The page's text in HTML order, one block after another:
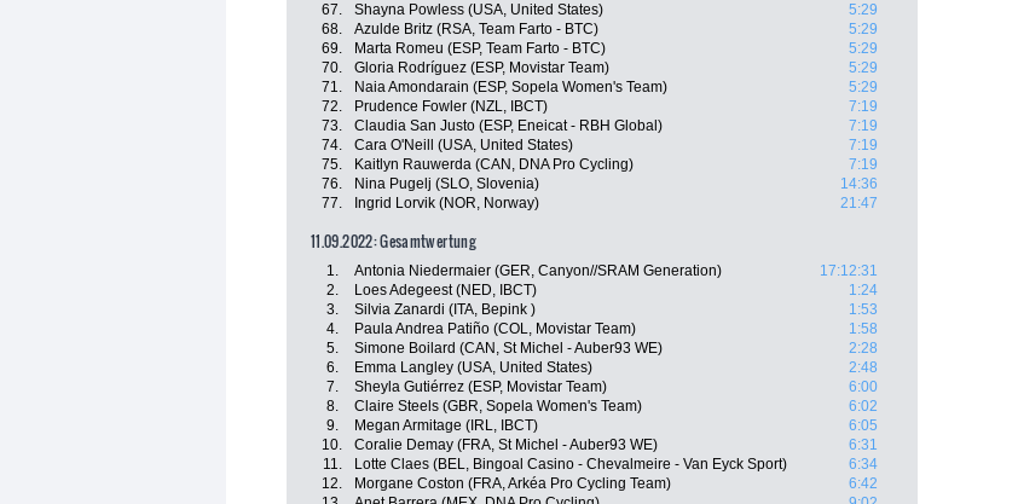
67.
Shayna Powless (USA, United States)
5:29
68.
Azulde Britz (RSA, Team Farto - BTC)
5:29
69.
Marta Romeu (ESP, Team Farto - BTC)
5:29
70.
Gloria Rodríguez (ESP, Movistar Team)
5:29
71.
Naia Amondarain (ESP, Sopela Women's Team)
5:29
72.
Prudence Fowler (NZL, IBCT)
7:19
73.
Claudia San Justo (ESP, Eneicat - RBH Global)
7:19
74.
Cara O'Neill (USA, United States)
7:19
75.
Kaitlyn Rauwerda (CAN, DNA Pro Cycling)
7:19
76.
Nina Pugelj (SLO, Slovenia)
14:36
77.
Ingrid Lorvik (NOR, Norway) 21:47
11.09.2022: Gesamtwertung
1. Antonia Niedermaier (GER, Canyon//SRAM Generation)
17:12:31
2.
Loes Adegeest (NED, IBCT)
1:24
3.
Silvia Zanardi (ITA, Bepink )
1:53
4.
Paula Andrea Patiño (COL, Movistar Team)
1:58
5.
Simone Boilard (CAN, St Michel - Auber93 WE)
2:28
6.
Emma Langley (USA, United States)
2:48
7.
Sheyla Gutiérrez (ESP, Movistar Team)
6:00
8.
Claire Steels (GBR, Sopela Women's Team)
6:02
9.
Megan Armitage (IRL, IBCT)
6:05
10.
Coralie Demay (FRA, St Michel - Auber93 WE)
6:31
11.
Lotte Claes (BEL, Bingoal Casino - Chevalmeire - Van Eyck Sport)
6:34
12.
Morgane Coston (FRA, Arkéa Pro Cycling Team)
6:42